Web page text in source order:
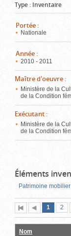
Type : Inventaire
Portée :
Nationale
Année :
2010 - 2011
Maître d'oeuvre :
Ministère de la
de la Condition
Exécutant :
Ministère de la
de la Condition
Éléments
Patrimoine
Première
pageprécédente
Page
1 (page
2
Nom